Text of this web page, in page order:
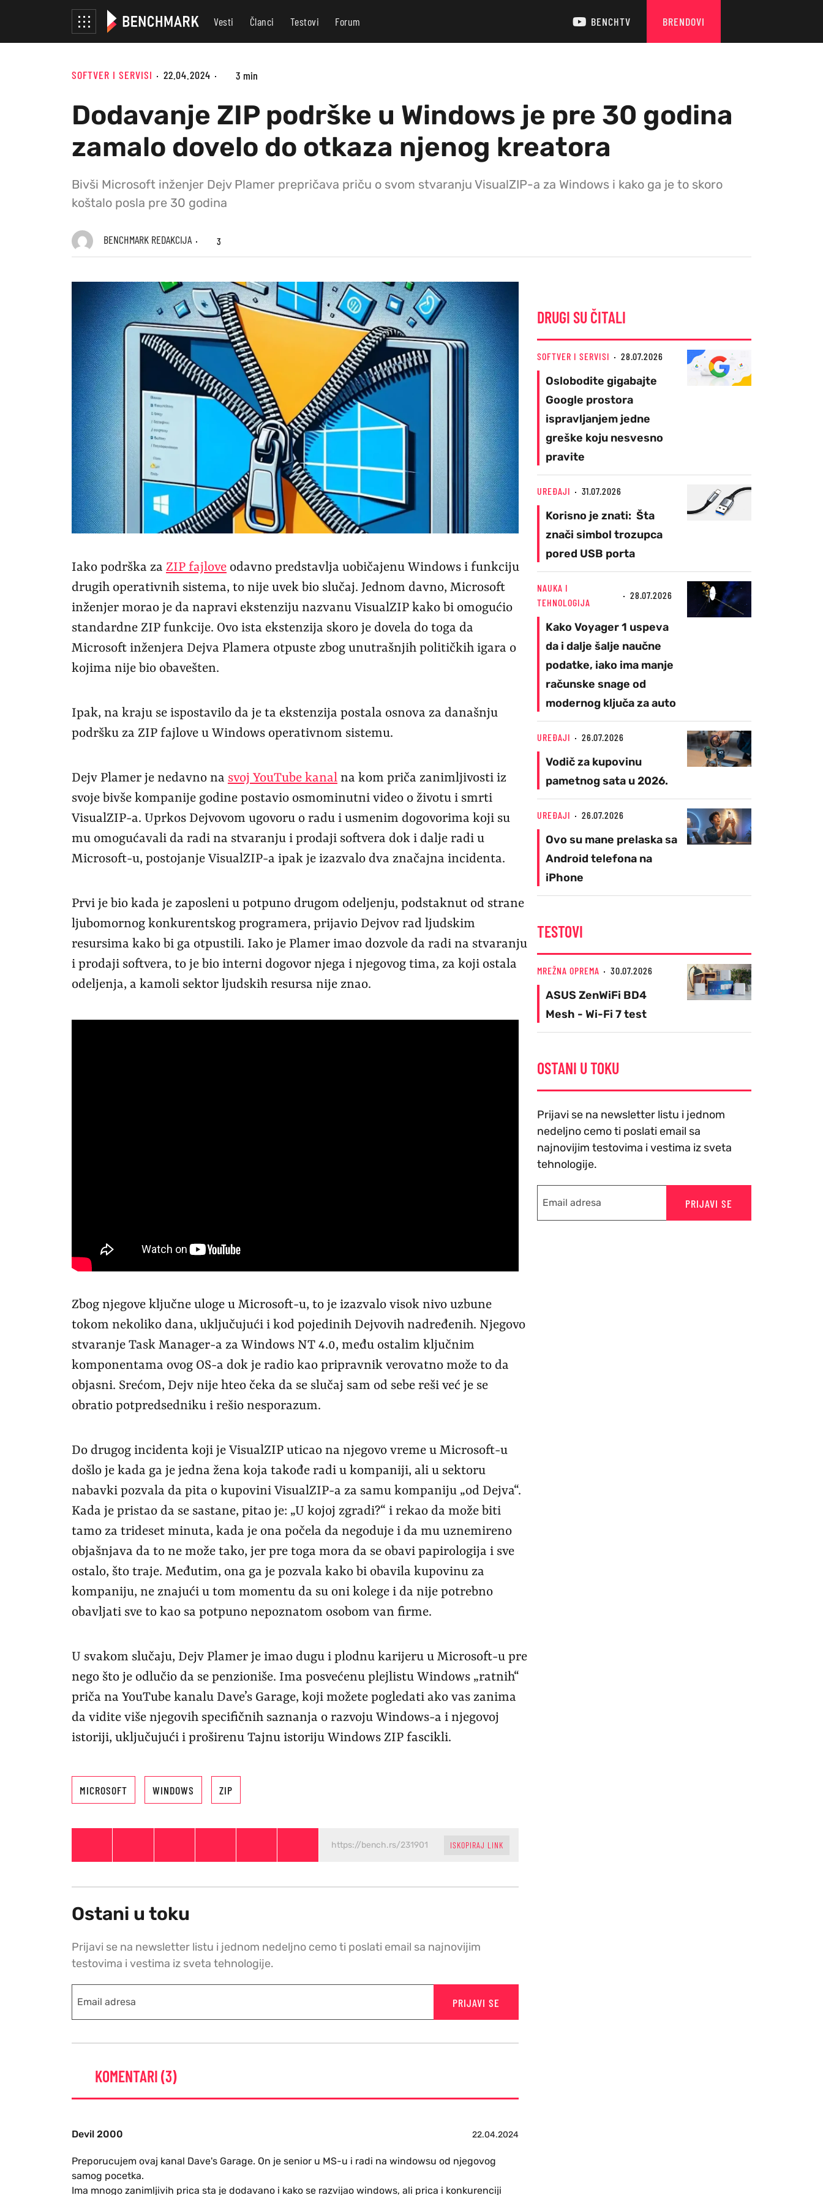
Vesti Članci Testovi Forum BENCHTV BRENDOVI
SOFTVER I SERVISI 22.04.2024 3 min
Dodavanje ZIP podrške u Windows je pre 30 godina
zamalo dovelo do otkaza njenog kreatora
Bivši Microsoft inženjer Dejv Plamer prepričava priču o svom stvaranju VisualZIP-a za Windows i kako ga je to skoro
koštalo posla pre 30 godina
BENCHMARK REDAKCIJA 3
Iako podrška za ZIP fajlove odavno predstavlja uobičajenu Windows i funkciju
drugih operativnih sistema, to nije uvek bio slučaj. Jednom davno, Microsoft
inženjer morao je da napravi ekstenziju nazvanu VisualZIP kako bi omogućio
standardne ZIP funkcije. Ovo ista ekstenzija skoro je dovela do toga da
Microsoft inženjera Dejva Plamera otpuste zbog unutrašnjih političkih igara o
kojima nije bio obavešten.
Ipak, na kraju se ispostavilo da je ta ekstenzija postala osnova za današnju
podršku za ZIP fajlove u Windows operativnom sistemu.
Dejv Plamer je nedavno na svoj YouTube kanal na kom priča zanimljivosti iz
svoje bivše kompanije godine postavio osmominutni video o životu i smrti
VisualZIP-a. Uprkos Dejvovom ugovoru o radu i usmenim dogovorima koji su
mu omogućavali da radi na stvaranju i prodaji softvera dok i dalje radi u
Microsoft-u, postojanje VisualZIP-a ipak je izazvalo dva značajna incidenta.
Prvi je bio kada je zaposleni u potpuno drugom odeljenju, podstaknut od strane
ljubomornog konkurentskog programera, prijavio Dejvov rad ljudskim
resursima kako bi ga otpustili. Iako je Plamer imao dozvole da radi na stvaranju
i prodaji softvera, to je bio interni dogovor njega i njegovog tima, za koji ostala
odeljenja, a kamoli sektor ljudskih resursa nije znao.
Zbog njegove ključne uloge u Microsoft-u, to je izazvalo visok nivo uzbune
tokom nekoliko dana, uključujući i kod pojedinih Dejvovih nadređenih. Njegovo
stvaranje Task Manager-a za Windows NT 4.0, među ostalim ključnim
komponentama ovog OS-a dok je radio kao pripravnik verovatno može to da
objasni. Srećom, Dejv nije hteo čeka da se slučaj sam od sebe reši već je se
obratio potpredsedniku i rešio nesporazum.
Do drugog incidenta koji je VisualZIP uticao na njegovo vreme u Microsoft-u
došlo je kada ga je jedna žena koja takođe radi u kompaniji, ali u sektoru
nabavki pozvala da pita o kupovini VisualZIP-a za samu kompaniju „od Dejva“.
Kada je pristao da se sastane, pitao je: „U kojoj zgradi?“ i rekao da može biti
tamo za trideset minuta, kada je ona počela da negoduje i da mu uznemireno
objašnjava da to ne može tako, jer pre toga mora da se obavi papirologija i sve
ostalo, što traje. Međutim, ona ga je pozvala kako bi obavila kupovinu za
kompaniju, ne znajući u tom momentu da su oni kolege i da nije potrebno
obavljati sve to kao sa potpuno nepoznatom osobom van firme.
U svakom slučaju, Dejv Plamer je imao dugu i plodnu karijeru u Microsoft-u pre
nego što je odlučio da se penzioniše. Ima posvećenu plejlistu Windows „ratnih“
priča na YouTube kanalu Dave’s Garage, koji možete pogledati ako vas zanima
da vidite više njegovih specifičnih saznanja o razvoju Windows-a i njegovoj
istoriji, uključujući i proširenu Tajnu istoriju Windows ZIP fascikli.
MICROSOFT WINDOWS ZIP
ISKOPIRAJ LINK
Ostani u toku
Prijavi se na newsletter listu i jednom nedeljno cemo ti poslati email sa najnovijim
testovima i vestima iz sveta tehnologije.
PRIJAVI SE
KOMENTARI (3)
Devil 2000 22.04.2024
Preporucujem ovaj kanal Dave's Garage. On je senior u MS-u i radi na windowsu od njegovog
samog pocetka.
Ima mnogo zanimljivih prica sta je dodavano i kako se razvijao windows, ali prica i konkurenciji
DRUGI SU ČITALI
SOFTVER I SERVISI 28.07.2026
Oslobodite gigabajte
Google prostora
ispravljanjem jedne
greške koju nesvesno
pravite
UREĐAJI 31.07.2026
Korisno je znati: Šta
znači simbol trozupca
pored USB porta
NAUKA I
TEHNOLOGIJA
28.07.2026
Kako Voyager 1 uspeva
da i dalje šalje naučne
podatke, iako ima manje
računske snage od
modernog ključa za auto
UREĐAJI 26.07.2026
Vodič za kupovinu
pametnog sata u 2026.
UREĐAJI 26.07.2026
Ovo su mane prelaska sa
Android telefona na
iPhone
TESTOVI
MREŽNA OPREMA 30.07.2026
ASUS ZenWiFi BD4
Mesh - Wi-Fi 7 test
OSTANI U TOKU
Prijavi se na newsletter listu i jednom
nedeljno cemo ti poslati email sa
najnovijim testovima i vestima iz sveta
tehnologije.
PRIJAVI SE